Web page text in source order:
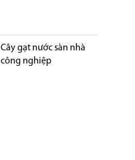
Cây gạt nước sàn nhà
công nghiệp